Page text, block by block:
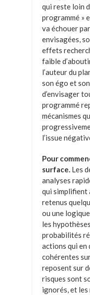
qui reste loin
programmé »
va échouer
envisagées,
effets
faible
l’auteur du
son égo et
d’envisager
programmé
mécanismes
l’issue
Pour
surface. Les
analyses
qui simplifient
retenus
ou une
les
probabilités
actions qui en
cohérentes
reposent sur
risques sont
ignorés, et les